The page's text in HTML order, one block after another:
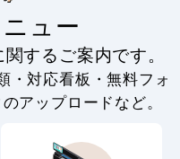
ュー
するご案内です。
・対応看板・無料フォ
アップロードなど。